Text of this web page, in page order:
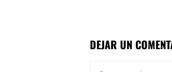
DEJAR UN